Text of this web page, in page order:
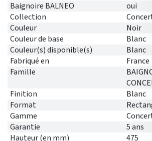
Baignoire BALNEO
oui
Collection
Couleur
Noir
Couleur de base
Blanc
Couleur(s) disponible(s)
Blanc
Fabriqué en
France
Famille
Finition
Blanc
Format
Gamme
Garantie
5 ans
Hauteur (en mm)
475